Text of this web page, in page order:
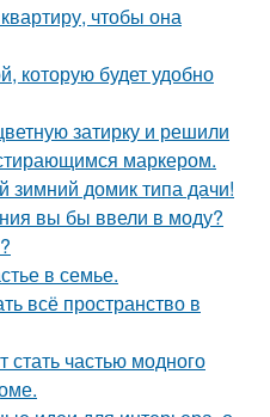
чтобы она
которую будет удобно
затирку и решили
маркером.
зимний домик типа дачи!
вы бы ввели в моду?
в семье.
всё пространство в
стать частью модного